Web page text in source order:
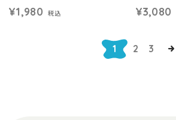
¥1,980 税込 ¥3,080
1 2 3